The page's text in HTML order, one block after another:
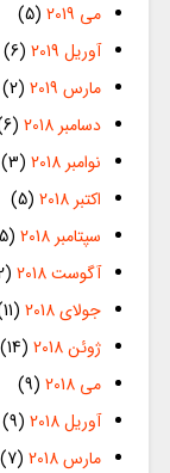
می 2019
(5)
آوریل 2019
(6)
مارس 2019
(2)
دسامبر 2018
(6)
نوامبر 2018
(3)
اکتبر 2018
(5)
سپتامبر 2018
(5)
آگوست 2018
(12)
جولای 2018
(11)
ژوئن 2018
(14)
می 2018
(9)
آوریل 2018
(9)
مارس 2018
(7)